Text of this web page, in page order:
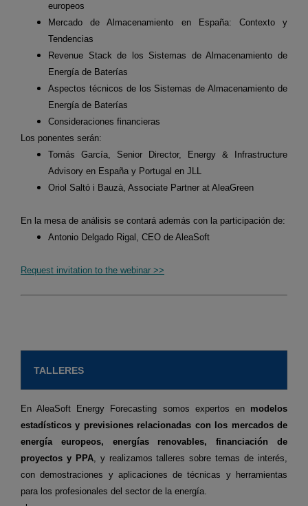
europeos
Mercado de Almacenamiento en España: Contexto y
Tendencias
Revenue Stack de los Sistemas de Almacenamiento de
Energía de Baterías
Aspectos técnicos de los Sistemas de Almacenamiento de
Energía de Baterías
Consideraciones financieras
Los ponentes serán:
Tomás García, Senior Director, Energy & Infrastructure
Advisory en España y Portugal en JLL
Oriol Saltó i Bauzà, Associate Partner at AleaGreen
En la mesa de análisis se contará además con la participación de:
Antonio Delgado Rigal, CEO de AleaSoft
Request invitation to the webinar >>
TALLERES
En AleaSoft Energy Forecasting somos expertos en modelos
estadísticos y previsiones relacionadas con los mercados de
energía europeos, energías renovables, financiación de
proyectos y PPA, y realizamos talleres sobre temas de interés,
con demostraciones y aplicaciones de técnicas y herramientas
para los profesionales del sector de la energía.